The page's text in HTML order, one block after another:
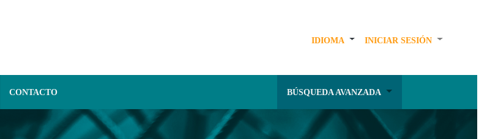
IDIOMA INICIAR SESIÓN
CONTACTO BÚSQUEDA AVANZADA